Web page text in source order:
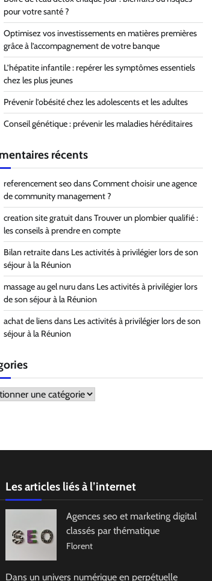
pour votre santé ?
Optimisez vos investissements en matières premières
grâce à l’accompagnement de votre banque
L’hépatite infantile : repérer les symptômes essentiels
chez les plus jeunes
Prévenir l’obésité chez les adolescents et les adultes
Conseil génétique : prévenir les maladies héréditaires
récents
referencement seodansComment choisir une agence
de community management ?
creation site gratuitdansTrouver un plombier qualifié :
les conseils à prendre en compte
Bilan retraitedans Les activités à privilégier lors de son
séjour à la Réunion
massage au gel nurudans Les activités à privilégier lors
de son séjour à la Réunion
achat de liensdans Les activités à privilégier lors de son
séjour à la Réunion
Les articles liés à l’internet
Agences seo et marketing digital
classés par thématique
Florent
Dans un univers numérique en perpétuelle